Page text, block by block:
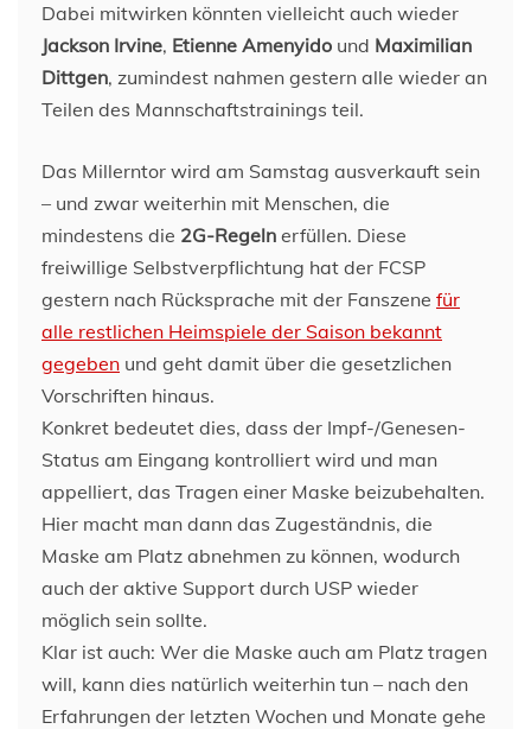
Dabei mitwirken könnten vielleicht auch wieder
Jackson Irvine, Etienne Amenyido und Maximilian
Dittgen, zumindest nahmen gestern alle wieder an
Teilen des Mannschaftstrainings teil.
Das Millerntor wird am Samstag ausverkauft sein
– und zwar weiterhin mit Menschen, die
mindestens die 2G-Regeln erfüllen. Diese
freiwillige Selbstverpflichtung hat der FCSP
gestern nach Rücksprache mit der Fanszene für
alle restlichen Heimspiele der Saison bekannt
gegeben und geht damit über die gesetzlichen
Vorschriften hinaus.
Konkret bedeutet dies, dass der Impf-/Genesen-
Status am Eingang kontrolliert wird und man
appelliert, das Tragen einer Maske beizubehalten.
Hier macht man dann das Zugeständnis, die
Maske am Platz abnehmen zu können, wodurch
auch der aktive Support durch USP wieder
möglich sein sollte.
Klar ist auch: Wer die Maske auch am Platz tragen
will, kann dies natürlich weiterhin tun – nach den
Erfahrungen der letzten Wochen und Monate gehe